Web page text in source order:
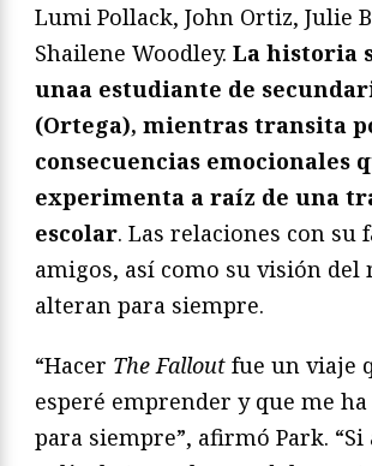
Lumi Pollack, John Ortiz, Julie
Shailene Woodley. La historia
unaa estudiante de
(Ortega), mientras transita
consecuencias emocionales
experimenta a raíz de una
escolar. Las relaciones con su
amigos, así como su visión del
alteran para siempre.
“Hacer The Fallout fue un viaje
esperé emprender y que me
para siempre”, afirmó Park. “Si